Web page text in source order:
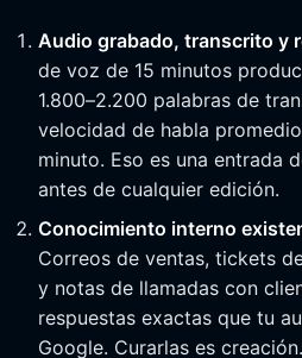
Audio grabado, transcrito y
de voz de 15 minutos
1.800–2.200 palabras de
velocidad de habla
minuto. Eso es una entrada
antes de cualquier edición.
Conocimiento interno
Correos de ventas, tickets
y notas de llamadas con
respuestas exactas que tu
Google. Curarlas es creación.